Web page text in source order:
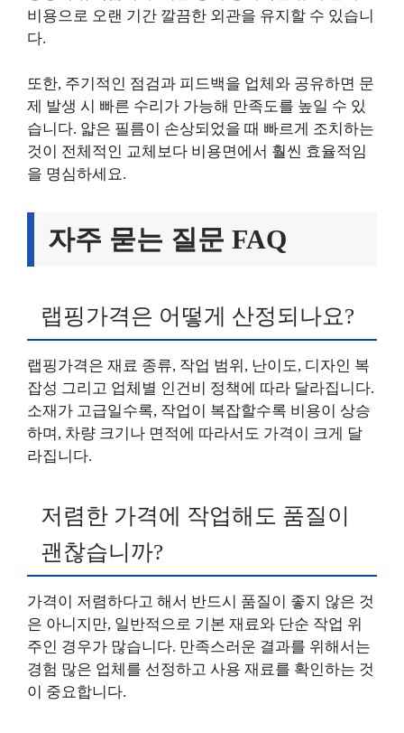
비용으로 오랜 기간 깔끔한 외관을 유지할 수 있습니
다.
또한, 주기적인 점검과 피드백을 업체와 공유하면 문
제 발생 시 빠른 수리가 가능해 만족도를 높일 수 있
습니다. 얇은 필름이 손상되었을 때 빠르게 조치하는
것이 전체적인 교체보다 비용면에서 훨씬 효율적임
을 명심하세요.
자주 묻는 질문 FAQ
랩핑가격은 어떻게 산정되나요?
랩핑가격은 재료 종류, 작업 범위, 난이도, 디자인 복
잡성 그리고 업체별 인건비 정책에 따라 달라집니다.
소재가 고급일수록, 작업이 복잡할수록 비용이 상승
하며, 차량 크기나 면적에 따라서도 가격이 크게 달
라집니다.
저렴한 가격에 작업해도 품질이
괜찮습니까?
가격이 저렴하다고 해서 반드시 품질이 좋지 않은 것
은 아니지만, 일반적으로 기본 재료와 단순 작업 위
주인 경우가 많습니다. 만족스러운 결과를 위해서는
경험 많은 업체를 선정하고 사용 재료를 확인하는 것
이 중요합니다.